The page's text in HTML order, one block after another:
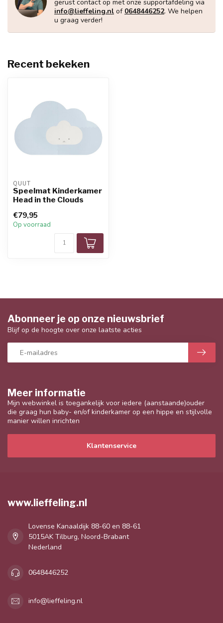
gerust contact op met onze supportafdeling via
info@lieffeling.nl of 0648446252. We helpen
u graag verder!
Recent bekeken
QUUT
Speelmat Kinderkamer
Head in the Clouds
€79,95
Op voorraad
Meer informatie
Mijn webwinkel is toegankelijk voor iedere (aanstaande)ouder
die graag hun baby- en/of kinderkamer op een hippe en stijlvolle
manier willen inrichten
Klantenservice
Abonneer je op onze nieuwsbrief
Blijf op de hoogte over onze laatste acties
www.lieffeling.nl
Lovense Kanaaldijk 88-60 en 88-61
5015AK Tilburg, Noord-Brabant
Nederland
0648446252
info@lieffeling.nl